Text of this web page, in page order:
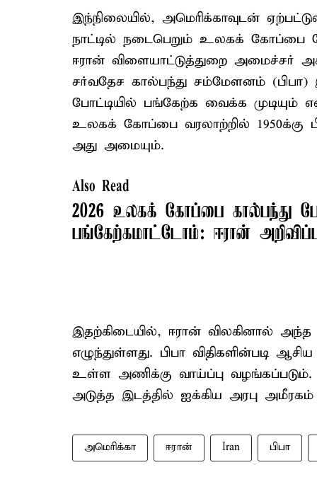
இந்நிலையில், அமெரிக்காவுடன்
நாட்டில் நடைபெறும் உலகக் கோப்பை
ஈரான் விளையாட்டுத்துறை அமைச்சர்
சர்வதேச கால்பந்து சம்மேளனம் (பிபா)
போட்டியில் பங்கேற்க வைக்க முடியும்
உலகக் கோப்பை வரலாற்றில் 1950க்கு
அது அமையும்.
Also Read
2026 உலகக் கோப்பை கால்பந்து
பங்கேற்கமாட்டோம்: ஈரான்
இதற்கிடையில், ஈரான் விலகினால்
எழுந்துள்ளது. பிபா விதிகளின்படி
உள்ள அணிக்கு வாய்ப்பு வழங்கப்படும்.
அடுத்த இடத்தில் ஐக்கிய அரபு
அமெரிக்கா ஈரான் Iran பிபா